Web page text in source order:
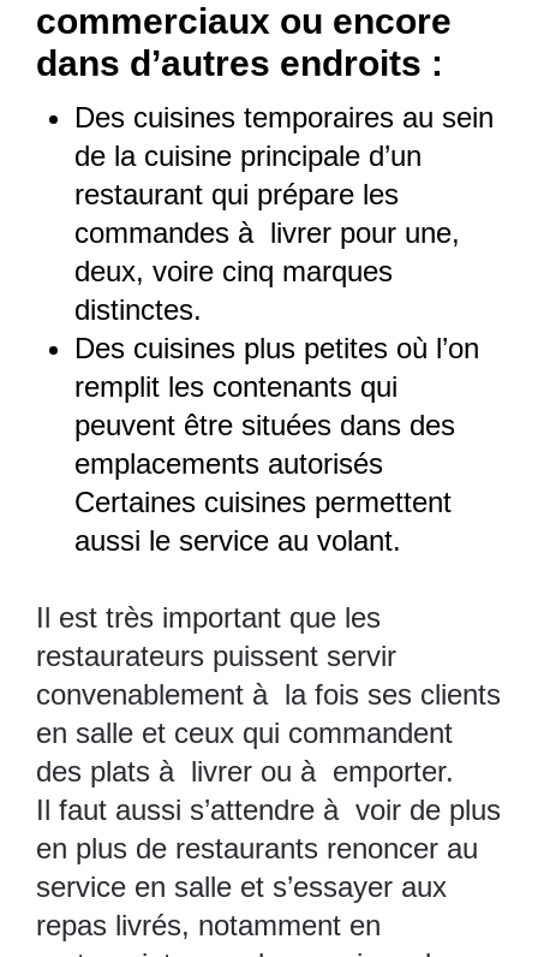
commerciaux ou encore
dans d’autres endroits :
Des cuisines temporaires au sein
de la cuisine principale d’un
restaurant qui prépare les
commandes à livrer pour une,
deux, voire cinq marques
distinctes.
Des cuisines plus petites où l’on
remplit les contenants qui
peuvent être situées dans des
emplacements autorisés
Certaines cuisines permettent
aussi le service au volant.
Il est très important que les
restaurateurs puissent servir
convenablement à la fois ses clients
en salle et ceux qui commandent
des plats à livrer ou à emporter.
Il faut aussi s’attendre à voir de plus
en plus de restaurants renoncer au
service en salle et s’essayer aux
repas livrés, notamment en